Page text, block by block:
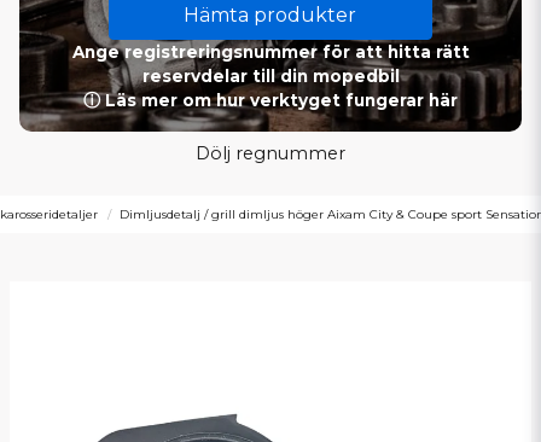
Hämta produkter
Ange registreringsnummer för att hitta rätt
reservdelar till din mopedbil
ⓘ Läs mer om hur verktyget fungerar här
Dölj regnummer
Dimljusdetalj / grill dimljus höger Aixam City & Coupe sport